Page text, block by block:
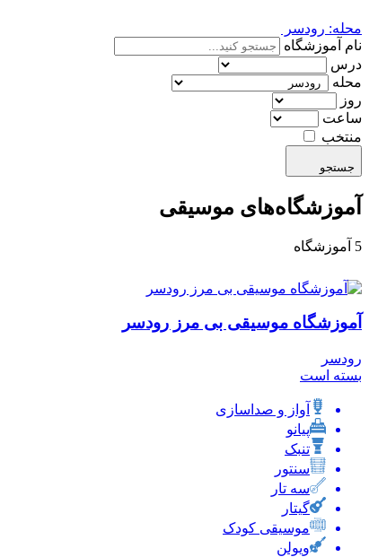
محله: رودسر
نام آموزشگاه
درس
محله
روز
ساعت
منتخب
جستجو
آموزشگاه‌های موسیقی
5 آموزشگاه
آموزشگاه موسیقی بی مرز رودسر
رودسر
بسته است
آواز و صداسازی
پیانو
تنبک
سنتور
سه تار
گیتار
موسیقی کودک
ویولن